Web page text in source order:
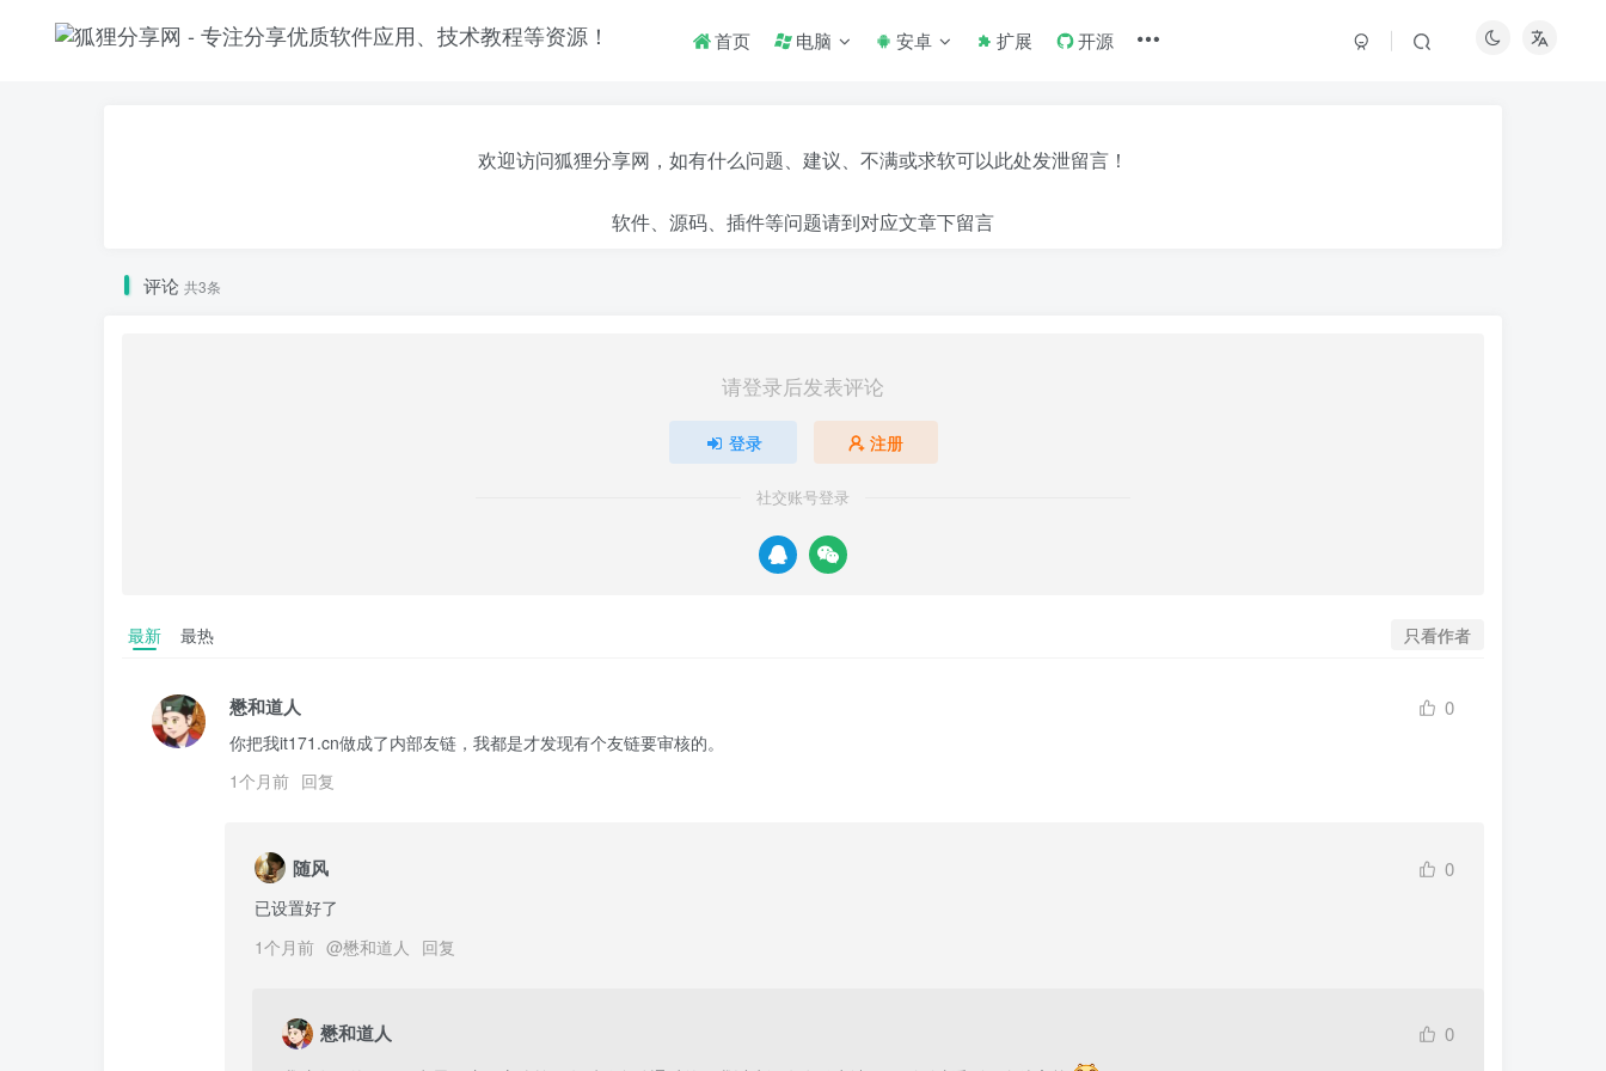
首页 电脑 安卓 扩展 开源
欢迎访问狐狸分享网，如有什么问题、建议、不满或求软可以此处发泄留言！
软件、源码、插件等问题请到对应文章下留言
评论 共3条
请登录后发表评论
登录 注册
社交账号登录
最新 最热 只看作者
懋和道人 0
你把我it171.cn做成了内部友链，我都是才发现有个友链要审核的。
1个月前 回复
随风 0
已设置好了
1个月前 @懋和道人 回复
懋和道人 0